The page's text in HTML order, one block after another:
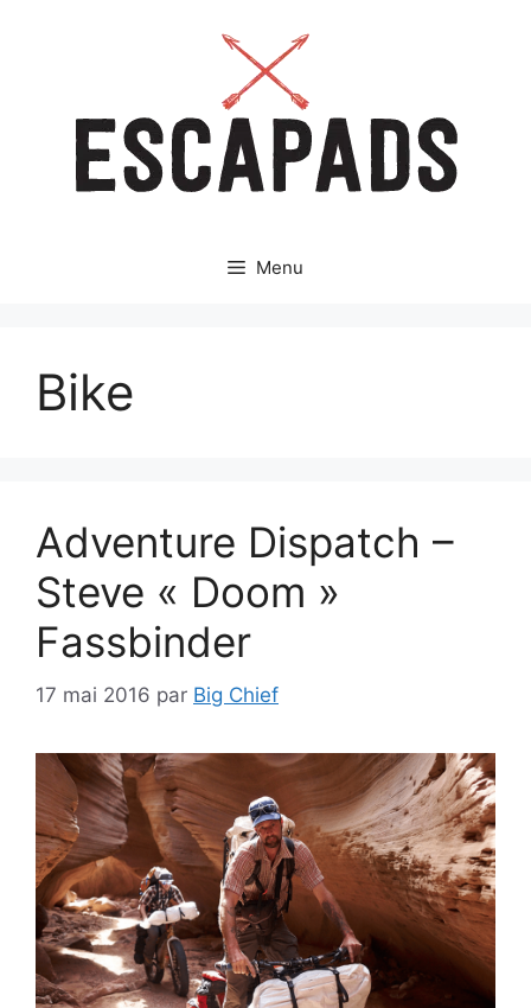
Menu
Bike
Adventure Dispatch –
Steve « Doom »
Fassbinder
17 mai 2016 par Big Chief